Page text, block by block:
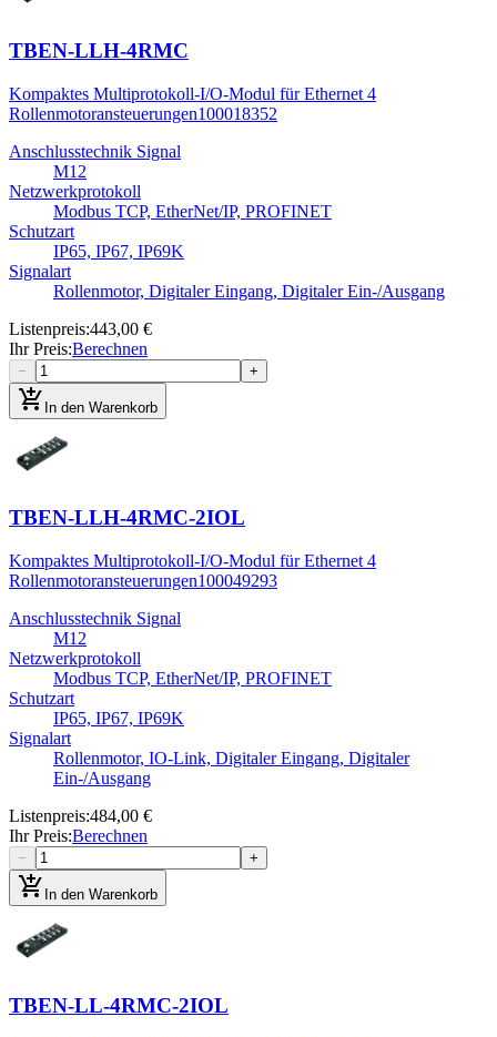
TBEN-LLH-4RMC
Kompaktes Multiprotokoll-I/O-Modul für Ethernet 4
Rollenmotoransteuerungen100018352
Anschlusstechnik Signal
M12
Netzwerkprotokoll
Modbus TCP, EtherNet/IP, PROFINET
Schutzart
IP65, IP67, IP69K
Signalart
Rollenmotor, Digitaler Eingang, Digitaler Ein-/Ausgang
Listenpreis:443,00 €
Ihr Preis:Berechnen
− +
add_shopping_cart In den Warenkorb
TBEN-LLH-4RMC-2IOL
Kompaktes Multiprotokoll-I/O-Modul für Ethernet 4
Rollenmotoransteuerungen100049293
Anschlusstechnik Signal
M12
Netzwerkprotokoll
Modbus TCP, EtherNet/IP, PROFINET
Schutzart
IP65, IP67, IP69K
Signalart
Rollenmotor, IO-Link, Digitaler Eingang, Digitaler
Ein-/Ausgang
Listenpreis:484,00 €
Ihr Preis:Berechnen
− +
add_shopping_cart In den Warenkorb
TBEN-LL-4RMC-2IOL